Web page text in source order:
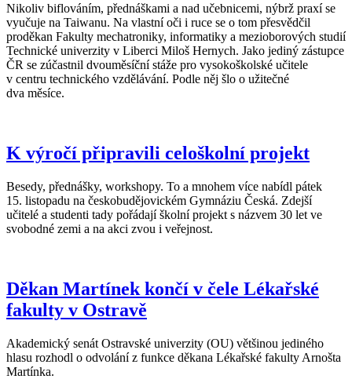
Nikoliv biflováním, přednáškami a nad učebnicemi, nýbrž praxí se
vyučuje na Taiwanu. Na vlastní oči i ruce se o tom přesvědčil
proděkan Fakulty mechatroniky, informatiky a mezioborových studií
Technické univerzity v Liberci Miloš Hernych. Jako jediný zástupce
ČR se zúčastnil dvouměsíční stáže pro vysokoškolské učitele
v centru technického vzdělávání. Podle něj šlo o užitečné
dva měsíce.
K výročí připravili celoškolní projekt
Besedy, přednášky, workshopy. To a mnohem více nabídl pátek
15. listopadu na českobudějovickém Gymnáziu Česká. Zdejší
učitelé a studenti tady pořádají školní projekt s názvem 30 let ve
svobodné zemi a na akci zvou i veřejnost.
Děkan Martínek končí v čele Lékařské
fakulty v Ostravě
Akademický senát Ostravské univerzity (OU) většinou jediného
hlasu rozhodl o odvolání z funkce děkana Lékařské fakulty Arnošta
Martínka.